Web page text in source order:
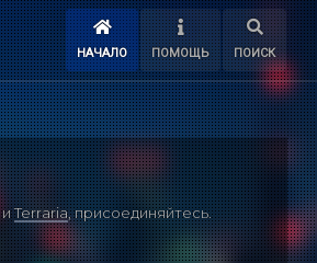
НАЧАЛО ПОМОЩЬ ПОИСК
иTerraria, присоединяйтесь.